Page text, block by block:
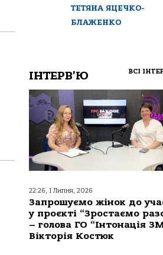
ТЕТЯНА ЯЦЕЧКО-
БЛАЖЕНКО
ІНТЕРВ'Ю ВСІ
22:26, 1 Липня, 2026
Запрошуємо жінок до
у проєкті “Зростаємо
– голова ГО “Інтонація
Вікторія Костюк